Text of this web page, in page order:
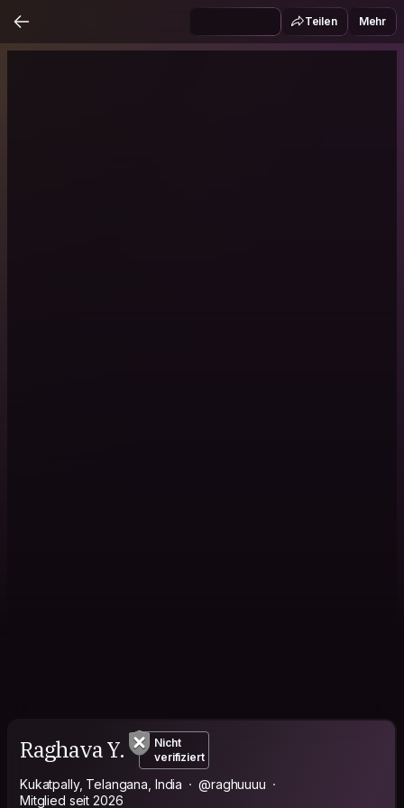
Teilen Mehr
Raghava Y.
Nicht
verifiziert
Kukatpally, Telangana, India
@raghuuuu
Mitglied seit 2026